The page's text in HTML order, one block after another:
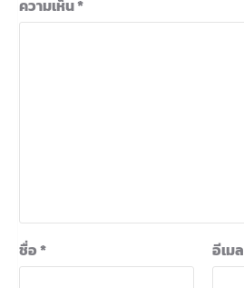
ความเห็น*
ชื่อ* อีเมล